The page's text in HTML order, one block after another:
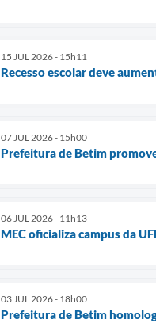
15 JUL 2026 - 15h11
Recesso escolar deve
07 JUL 2026 - 15h00
Prefeitura de Betim
06 JUL 2026 - 11h13
MEC oficializa campus da
03 JUL 2026 - 18h00
Prefeitura de Betim